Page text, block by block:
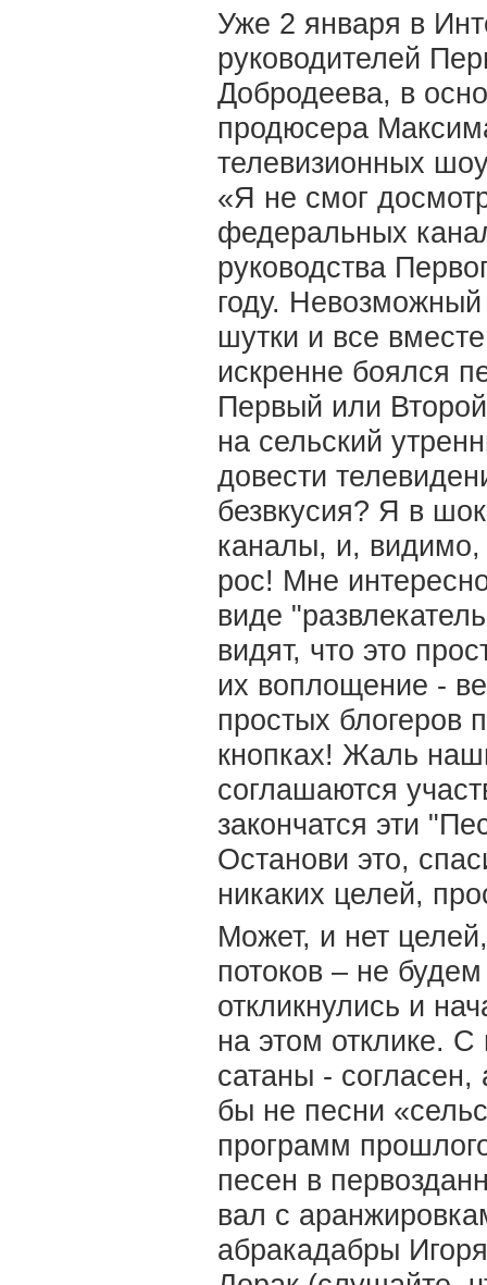
Уже 2 января в
руководителей
Добродеева, в
продюсера
телевизионных
«Я не смог
федеральных
руководства
году. Невозможный
шутки и все
искренне боялся
Первый или
на сельский
довести
безвкусия? Я в
каналы, и, видимо,
рос! Мне
виде
видят, что это
их воплощение -
простых блогеров
кнопках! Жаль
соглашаются
закончатся эти
Останови это,
никаких целей,
Может, и нет
потоков – не
откликнулись и
на этом отклике.
сатаны - согласен,
бы не песни
программ
песен в
вал с
абракадабры